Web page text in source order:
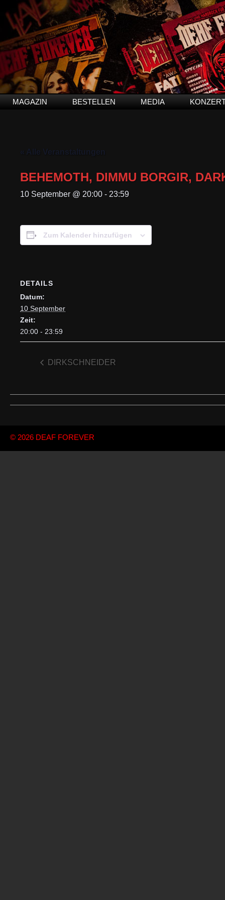
MAGAZIN BESTELLEN MEDIA
« Alle Veranstaltungen
BEHEMOTH, DIMMU BORGIR,
10 September @ 20:00 - 23:59
Zum Kalender hinzufügen
DETAILS
Datum:
10 September
Zeit:
20:00 - 23:59
DIRKSCHNEIDER
© 2026 DEAF FOREVER